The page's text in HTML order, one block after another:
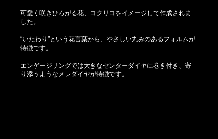
可愛く咲きひろがる花、コクリコをイメージして作成されま
した。
“いたわり”という花言葉から、やさしい丸みのあるフォルムが
特徴です。
エンゲージリングでは大きなセンターダイヤに巻き付き、寄
り添うようなメレダイヤが特徴です。